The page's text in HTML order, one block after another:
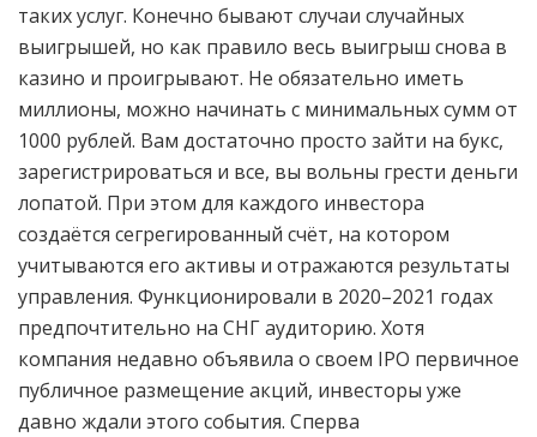
таких услуг. Конечно бывают случаи случайных
выигрышей, но как правило весь выигрыш снова в
казино и проигрывают. Не обязательно иметь
миллионы, можно начинать с минимальных сумм от
1000 рублей. Вам достаточно просто зайти на букс,
зарегистрироваться и все, вы вольны грести деньги
лопатой. При этом для каждого инвестора
создаётся сегрегированный счёт, на котором
учитываются его активы и отражаются результаты
управления. Функционировали в 2020–2021 годах
предпочтительно на СНГ аудиторию. Хотя
компания недавно объявила о своем IPO первичное
публичное размещение акций, инвесторы уже
давно ждали этого события. Сперва